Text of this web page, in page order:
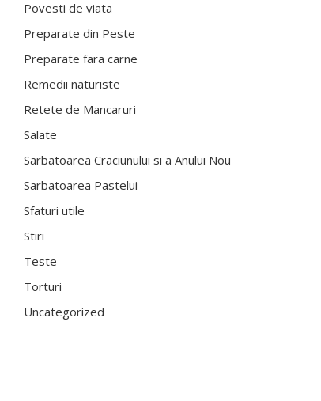
Povesti de viata
Preparate din Peste
Preparate fara carne
Remedii naturiste
Retete de Mancaruri
Salate
Sarbatoarea Craciunului si a Anului Nou
Sarbatoarea Pastelui
Sfaturi utile
Stiri
Teste
Torturi
Uncategorized